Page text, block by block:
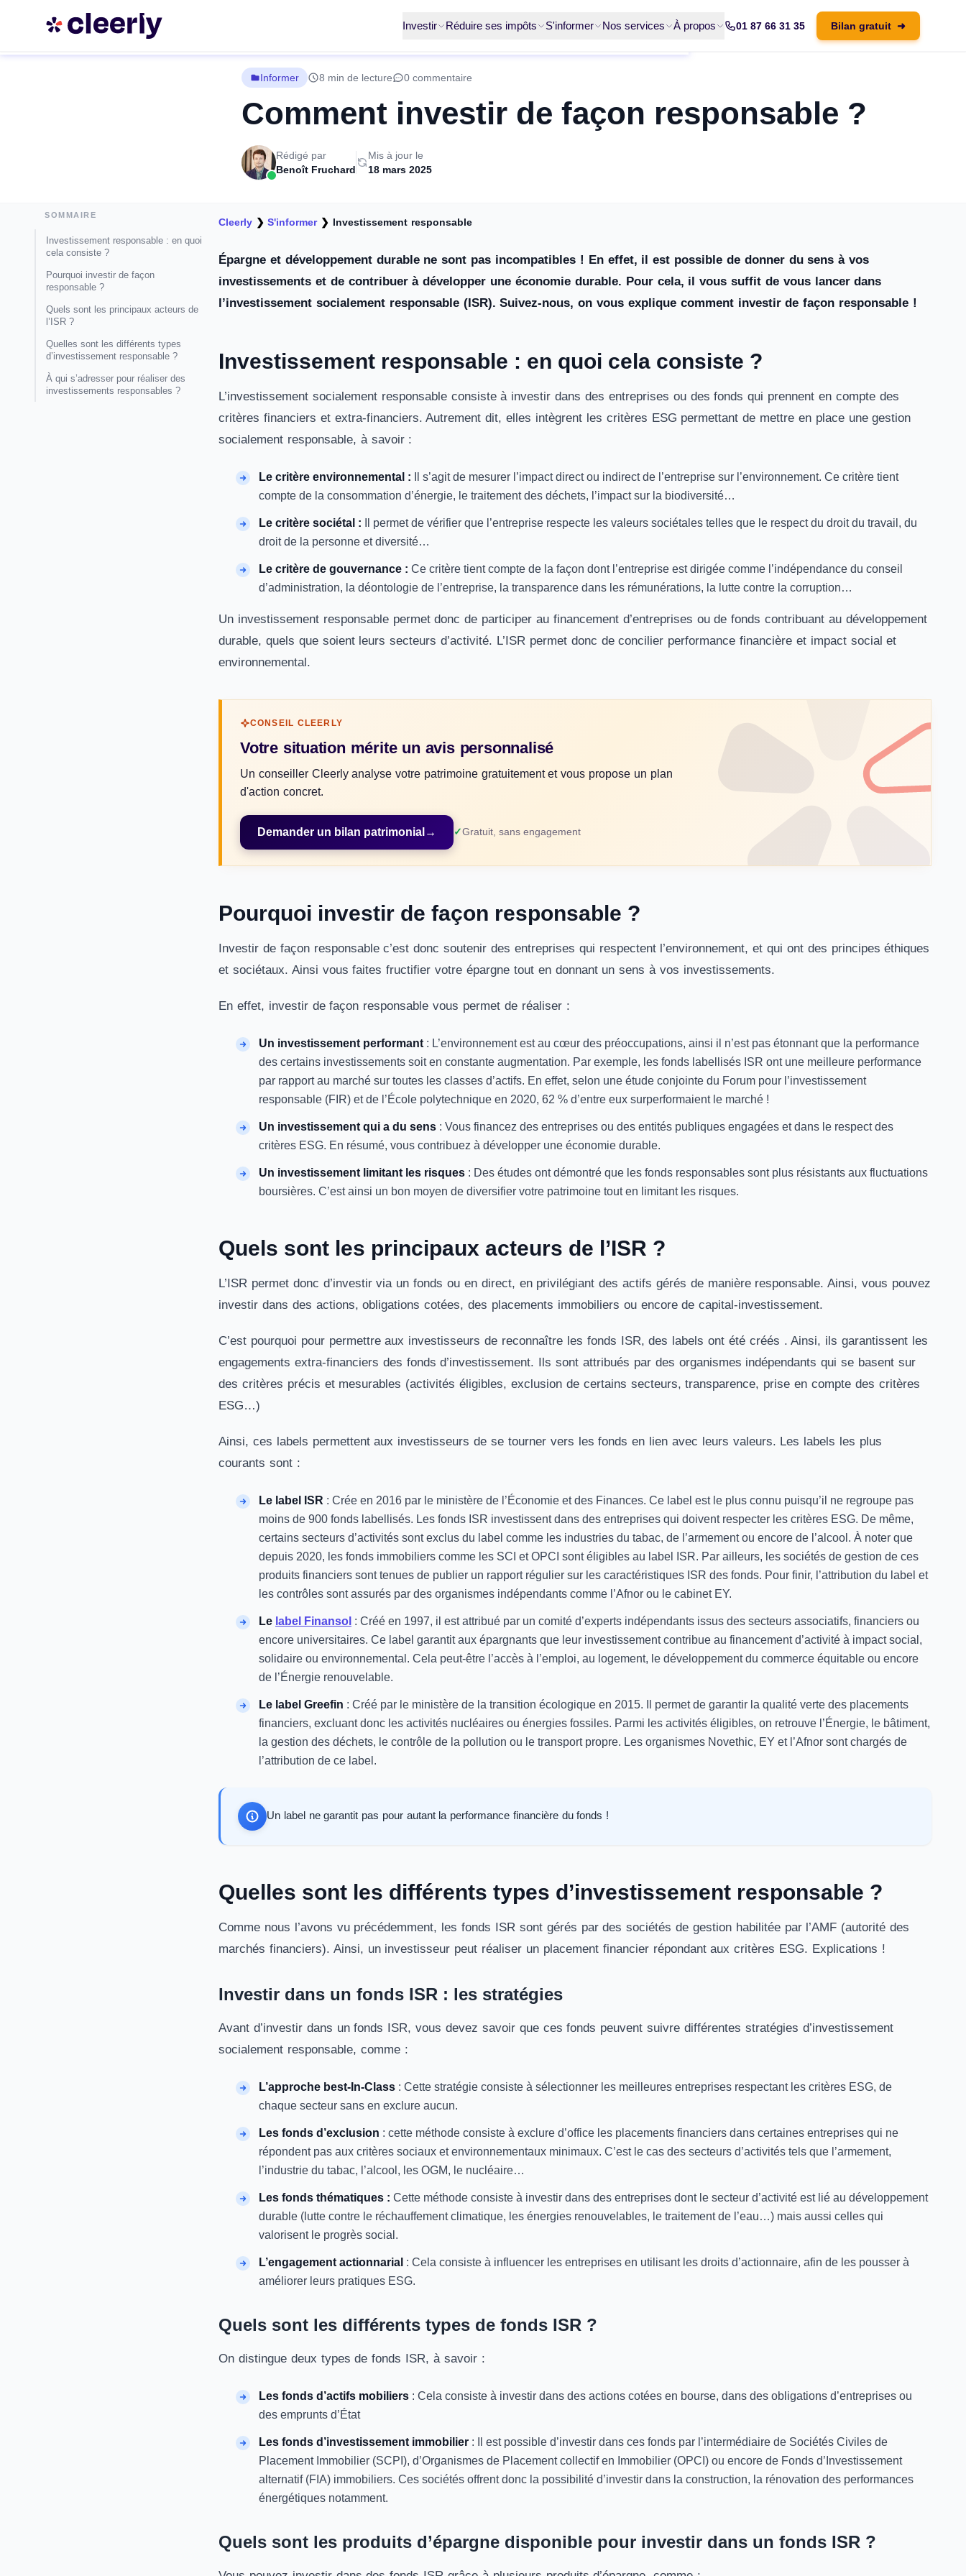
Investir Réduire ses impôts S'informer Nos services À propos 01 87 66 31 35 Bilan gratuit ➜
Informer 8 min de lecture 0 commentaire
Comment investir de façon responsable ?
Rédigé par
Benoît Fruchard
Mis à jour le
18 mars 2025
SOMMAIRE
Investissement responsable : en quoi
cela consiste ?
Pourquoi investir de façon
responsable ?
Quels sont les principaux acteurs de
l’ISR ?
Quelles sont les différents types
d’investissement responsable ?
À qui s’adresser pour réaliser des
investissements responsables ?
Cleerly ❯S'informer❯ Investissement responsable
Épargne et développement durable ne sont pas incompatibles ! En effet, il est possible de donner du sens à vos
investissements et de contribuer à développer une économie durable. Pour cela, il vous suffit de vous lancer dans
l’investissement socialement responsable (ISR). Suivez-nous, on vous explique comment investir de façon responsable !
Investissement responsable : en quoi cela consiste ?
L’investissement socialement responsable consiste à investir dans des entreprises ou des fonds qui prennent en compte des
critères financiers et extra-financiers. Autrement dit, elles intègrent les critères ESG permettant de mettre en place une gestion
socialement responsable, à savoir :
Le critère environnemental :
Il s’agit de mesurer l’impact direct ou indirect de l’entreprise sur l’environnement. Ce critère tient
compte de la consommation d’énergie, le traitement des déchets, l’impact sur la biodiversité…
Le critère sociétal :
Il permet de vérifier que l’entreprise respecte les valeurs sociétales telles que le respect du droit du travail, du
droit de la personne et diversité…
Le critère de gouvernance : Ce critère tient compte de la façon dont l’entreprise est dirigée comme l’indépendance du conseil
d’administration, la déontologie de l’entreprise, la transparence dans les rémunérations, la lutte contre la corruption…
Un investissement responsable permet donc de participer au financement d’entreprises ou de fonds contribuant au développement
durable, quels que soient leurs secteurs d’activité. L’ISR permet donc de concilier performance financière et impact social et
environnemental.
CONSEIL CLEERLY
Votre situation mérite un avis personnalisé
Un conseiller Cleerly analyse votre patrimoine gratuitement et vous propose un plan
d'action concret.
Demander un bilan patrimonial → Gratuit, sans engagement
Pourquoi investir de façon responsable ?
Investir de façon responsable c’est donc soutenir des entreprises qui respectent l’environnement, et qui ont des principes éthiques
et sociétaux. Ainsi vous faites fructifier votre épargne tout en donnant un sens à vos investissements.
En effet, investir de façon responsable vous permet de réaliser :
Un investissement performant : L’environnement est au cœur des préoccupations, ainsi il n’est pas étonnant que la performance
des certains investissements soit en constante augmentation. Par exemple, les fonds labellisés ISR ont une meilleure performance
par rapport au marché sur toutes les classes d’actifs. En effet, selon une étude conjointe du Forum pour l’investissement
responsable (FIR) et de l’École polytechnique en 2020, 62 % d’entre eux surperformaient le marché !
Un investissement qui a du sens : Vous financez des entreprises ou des entités publiques engagées et dans le respect des
critères ESG. En résumé, vous contribuez à développer une économie durable.
Un investissement limitant les risques : Des études ont démontré que les fonds responsables sont plus résistants aux fluctuations
boursières. C’est ainsi un bon moyen de diversifier votre patrimoine tout en limitant les risques.
Quels sont les principaux acteurs de l’ISR ?
L’ISR permet donc d’investir via un fonds ou en direct, en privilégiant des actifs gérés de manière responsable. Ainsi, vous pouvez
investir dans des actions, obligations cotées, des placements immobiliers ou encore de capital-investissement.
C’est pourquoi pour permettre aux investisseurs de reconnaître les fonds ISR, des labels ont été créés . Ainsi, ils garantissent les
engagements extra-financiers des fonds d’investissement. Ils sont attribués par des organismes indépendants qui se basent sur
des critères précis et mesurables (activités éligibles, exclusion de certains secteurs, transparence, prise en compte des critères
ESG…)
Ainsi, ces labels permettent aux investisseurs de se tourner vers les fonds en lien avec leurs valeurs. Les labels les plus
courants sont :
Le label ISR : Crée en 2016 par le ministère de l’Économie et des Finances. Ce label est le plus connu puisqu’il ne regroupe pas
moins de 900 fonds labellisés. Les fonds ISR investissent dans des entreprises qui doivent respecter les critères ESG. De même,
certains secteurs d’activités sont exclus du label comme les industries du tabac, de l’armement ou encore de l’alcool. À noter que
depuis 2020, les fonds immobiliers comme les SCI et OPCI sont éligibles au label ISR. Par ailleurs, les sociétés de gestion de ces
produits financiers sont tenues de publier un rapport régulier sur les caractéristiques ISR des fonds. Pour finir, l’attribution du label et
les contrôles sont assurés par des organismes indépendants comme l’Afnor ou le cabinet EY.
Le label Finansol : Créé en 1997, il est attribué par un comité d’experts indépendants issus des secteurs associatifs, financiers ou
encore universitaires. Ce label garantit aux épargnants que leur investissement contribue au financement d’activité à impact social,
solidaire ou environnemental. Cela peut-être l’accès à l’emploi, au logement, le développement du commerce équitable ou encore
de l’Énergie renouvelable.
Le label Greefin : Créé par le ministère de la transition écologique en 2015. Il permet de garantir la qualité verte des placements
financiers, excluant donc les activités nucléaires ou énergies fossiles. Parmi les activités éligibles, on retrouve l’Énergie, le bâtiment,
la gestion des déchets, le contrôle de la pollution ou le transport propre. Les organismes Novethic, EY et l’Afnor sont chargés de
l’attribution de ce label.
Un label ne garantit pas pour autant la performance financière du fonds !
Quelles sont les différents types d’investissement responsable ?
Comme nous l’avons vu précédemment, les fonds ISR sont gérés par des sociétés de gestion habilitée par l’AMF (autorité des
marchés financiers). Ainsi, un investisseur peut réaliser un placement financier répondant aux critères ESG. Explications !
Investir dans un fonds ISR : les stratégies
Avant d’investir dans un fonds ISR, vous devez savoir que ces fonds peuvent suivre différentes stratégies d’investissement
socialement responsable, comme :
L’approche best-In-Class : Cette stratégie consiste à sélectionner les meilleures entreprises respectant les critères ESG, de
chaque secteur sans en exclure aucun.
Les fonds d’exclusion : cette méthode consiste à exclure d’office les placements financiers dans certaines entreprises qui ne
répondent pas aux critères sociaux et environnementaux minimaux. C’est le cas des secteurs d’activités tels que l’armement,
l’industrie du tabac, l’alcool, les OGM, le nucléaire…
Les fonds thématiques : Cette méthode consiste à investir dans des entreprises dont le secteur d’activité est lié au développement
durable (lutte contre le réchauffement climatique, les énergies renouvelables, le traitement de l’eau…) mais aussi celles qui
valorisent le progrès social.
L’engagement actionnarial : Cela consiste à influencer les entreprises en utilisant les droits d’actionnaire, afin de les pousser à
améliorer leurs pratiques ESG.
Quels sont les différents types de fonds ISR ?
On distingue deux types de fonds ISR, à savoir :
Les fonds d’actifs mobiliers : Cela consiste à investir dans des actions cotées en bourse, dans des obligations d’entreprises ou
des emprunts d’État
Les fonds d’investissement immobilier : Il est possible d’investir dans ces fonds par l’intermédiaire de Sociétés Civiles de
Placement Immobilier (SCPI), d’Organismes de Placement collectif en Immobilier (OPCI) ou encore de Fonds d’Investissement
alternatif (FIA) immobiliers. Ces sociétés offrent donc la possibilité d’investir dans la construction, la rénovation des performances
énergétiques notamment.
Quels sont les produits d’épargne disponible pour investir dans un fonds ISR ?